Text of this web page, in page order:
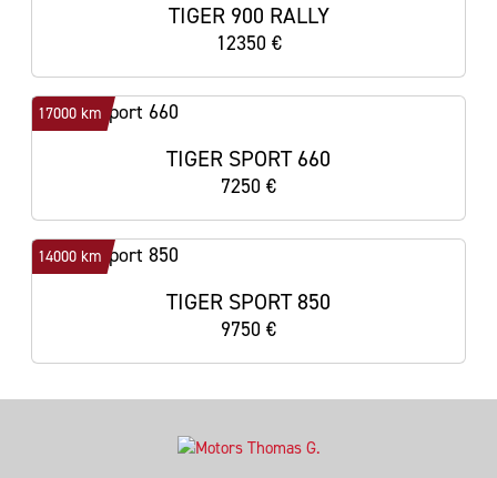
TIGER 900 RALLY
12350 €
17000 km
TIGER SPORT 660
7250 €
14000 km
TIGER SPORT 850
9750 €